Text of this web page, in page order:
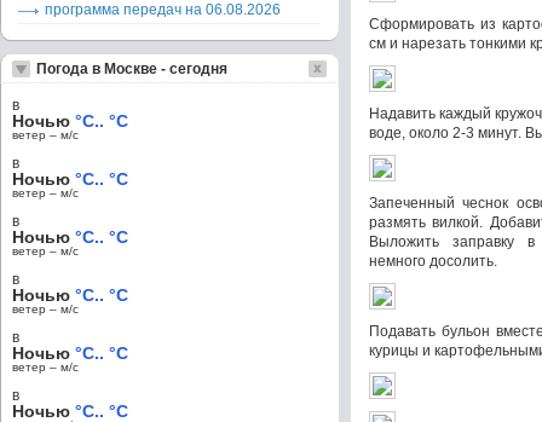
Сформировать из
см и нарезать тонкими
Надавить каждый
воде, около 2-3 минут.
Запеченный чеснок
размять вилкой.
Выложить заправку
немного досолить.
Подавать бульон
курицы и
программа передач на 06.08.2026
Погода в Москве - сегодня
в
Ночью °C.. °C
ветер – м/c
в
Ночью °C.. °C
ветер – м/c
в
Ночью °C.. °C
ветер – м/c
в
Ночью °C.. °C
ветер – м/c
в
Ночью °C.. °C
ветер – м/c
в
Ночью °C.. °C